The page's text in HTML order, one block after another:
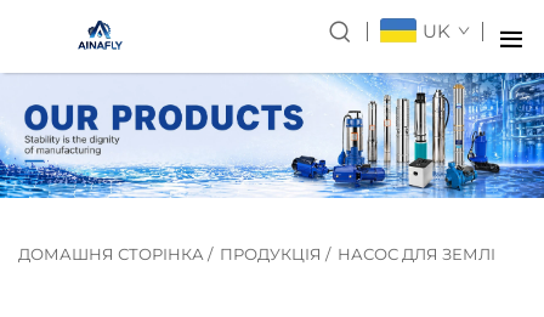
UK
ДОМАШНЯ СТОРІНКА / ПРОДУКЦІЯ / НАСОС ДЛЯ ЗЕМЛІ